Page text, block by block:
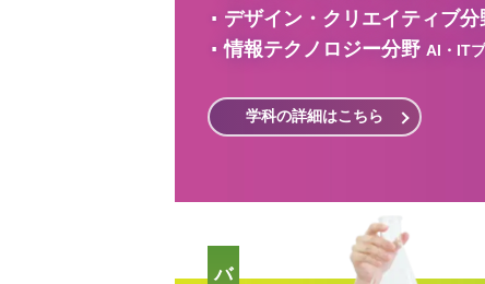
デザイン・クリエイティブ分
情報テクノロジー分野 AI・IT
学科の詳細はこちら
社